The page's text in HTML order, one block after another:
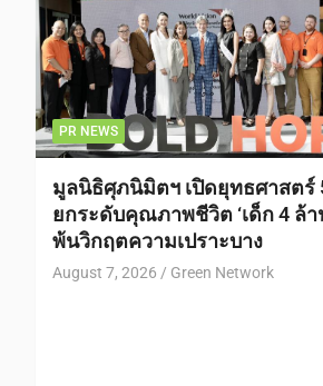
PR NEWS
มูลนิธิศุภนิมิตฯ เปิดยุทธศาสตร์
ยกระดับคุณภาพชีวิต ‘เด็ก 4 ล้า
พ้นวิกฤตความเปราะบาง
August 7, 2026 Green Network